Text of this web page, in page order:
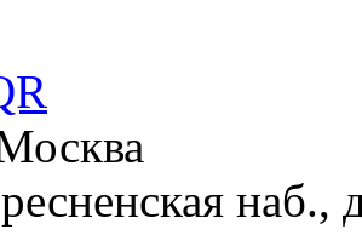
наб.,